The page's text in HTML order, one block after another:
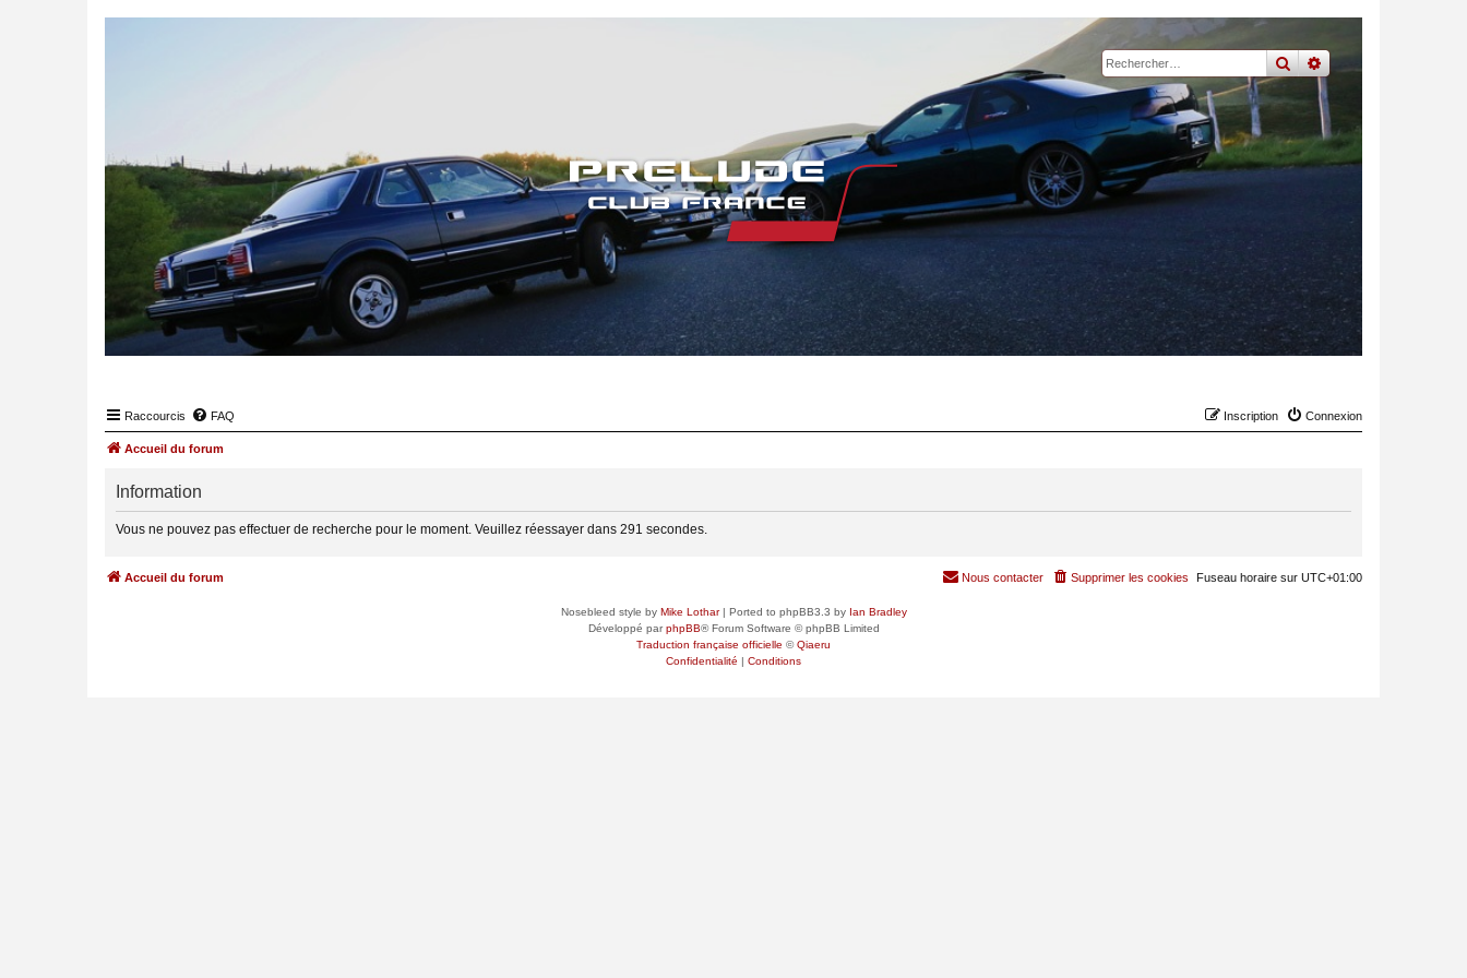
rechercher
recherche
Raccourcis FAQ Connexion
Inscription
Accueil du forum
Information
Vous ne pouvez pas effectuer de recherche pour le moment. Veuillez réessayer dans 291 secondes.
Accueil du forum Fuseau horaire sur UTC+01:00
Supprimer les cookies
Nous contacter
Nosebleed style by Mike Lothar| Ported to phpBB3.3 by Ian Bradley
Développé parphpBB® Forum Software © phpBB Limited
Traduction française officielle ©Qiaeru
Confidentialité | Conditions